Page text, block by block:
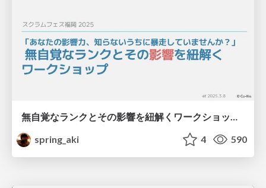
無自覚なランクとその影響を紐解くワークショップ / Unpacking Unconscious Privilege Workshop
spring_aki
4 590